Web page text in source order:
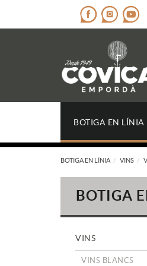
BOTIGA EN LÍNIA
BOTIGA EN LÍNIA VINS
BOTIGA
VINS
VINS BLANCS